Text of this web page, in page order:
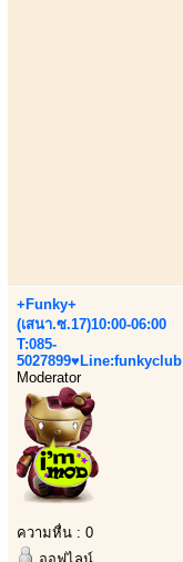
+Funky+
(เสนา.ซ.17)10:00-06:00
T:085-
5027899♥Line:funkyclub
Moderator
ความหื่น : 0